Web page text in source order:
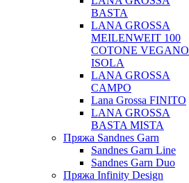
BASTA
LANA GROSSA
MEILENWEIT 100
COTONE VEGANO
ISOLA
LANA GROSSA
CAMPO
Lana Grossa FINITO
LANA GROSSA
BASTA MISTA
Пряжа Sandnes Garn
Sandnes Garn Line
Sandnes Garn Duo
Пряжа Infinity Design